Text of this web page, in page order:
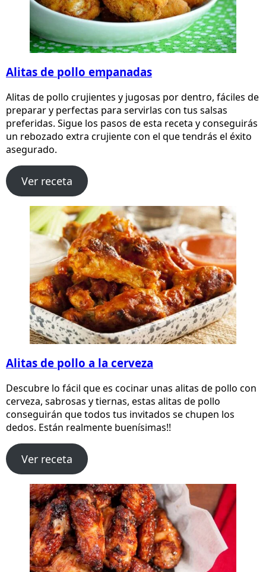
Alitas de pollo empanadas
Alitas de pollo crujientes y jugosas por dentro, fáciles de
preparar y perfectas para servirlas con tus salsas
preferidas. Sigue los pasos de esta receta y conseguirás
un rebozado extra crujiente con el que tendrás el éxito
asegurado.
Ver receta
Alitas de pollo a la cerveza
Descubre lo fácil que es cocinar unas alitas de pollo con
cerveza, sabrosas y tiernas, estas alitas de pollo
conseguirán que todos tus invitados se chupen los
dedos. Están realmente buenísimas!!
Ver receta